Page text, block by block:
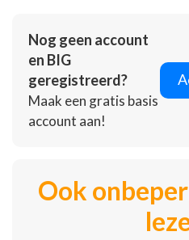
Nog geen account
en BIG
geregistreerd?
Maak een gratis basis
account aan!
Ook